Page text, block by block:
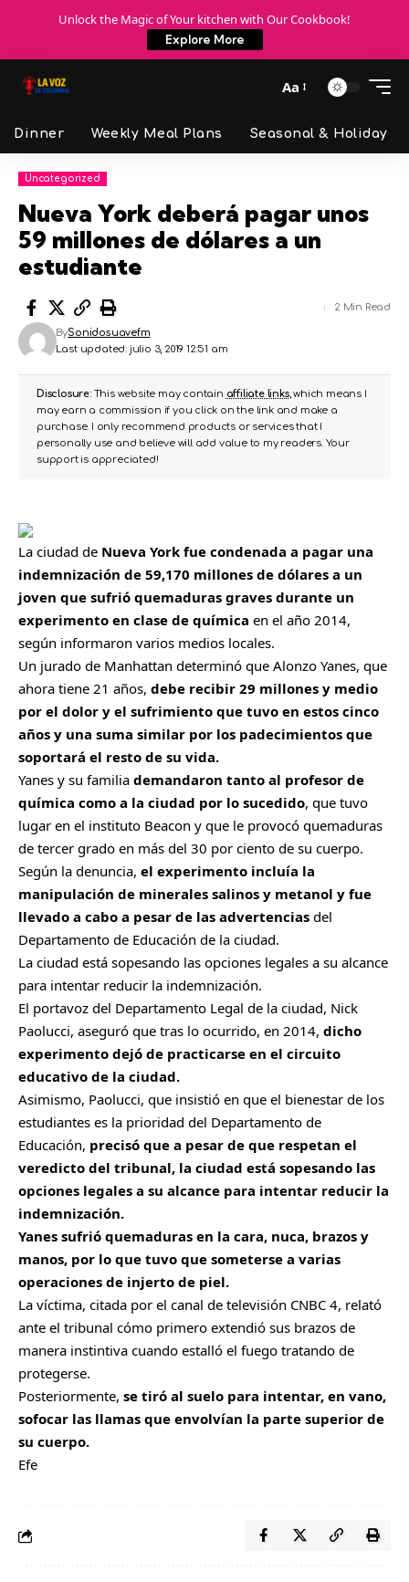
Unlock the Magic of Your kitchen with Our Cookbook!
Explore More
Aa
Dinner Weekly Meal Plans Seasonal & Holiday
Uncategorized
Nueva York deberá pagar unos
59 millones de dólares a un
estudiante
Last updated: julio 3, 2019 12:51 am
BySonidosuavefm
2 Min Read
Disclosure:This website may contain affiliate links, which means I
may earn a commission if you click on the link and make a
purchase. I only recommend products or services that I
personally use and believe will add value to my readers. Your
support is appreciated!
La ciudad de Nueva York fue condenada a pagar una
indemnización de 59,170 millones de dólares a un
joven que sufrió quemaduras graves durante un
experimento en clase de química en el año 2014,
según informaron varios medios locales.
Un jurado de Manhattan determinó que Alonzo Yanes, que
ahora tiene 21 años, debe recibir 29 millones y medio
por el dolor y el sufrimiento que tuvo en estos cinco
años y una suma similar por los padecimientos que
soportará el resto de su vida.
Yanes y su familia demandaron tanto al profesor de
química como a la ciudad por lo sucedido, que tuvo
lugar en el instituto Beacon y que le provocó quemaduras
de tercer grado en más del 30 por ciento de su cuerpo.
Según la denuncia, el experimento incluía la
manipulación de minerales salinos y metanol y fue
llevado a cabo a pesar de las advertencias del
Departamento de Educación de la ciudad.
La ciudad está sopesando las opciones legales a su alcance
para intentar reducir la indemnización.
El portavoz del Departamento Legal de la ciudad, Nick
Paolucci, aseguró que tras lo ocurrido, en 2014, dicho
experimento dejó de practicarse en el circuito
educativo de la ciudad.
Asimismo, Paolucci, que insistió en que el bienestar de los
estudiantes es la prioridad del Departamento de
Educación, precisó que a pesar de que respetan el
veredicto del tribunal, la ciudad está sopesando las
opciones legales a su alcance para intentar reducir la
indemnización.
Yanes sufrió quemaduras en la cara, nuca, brazos y
manos, por lo que tuvo que someterse a varias
operaciones de injerto de piel.
La víctima, citada por el canal de televisión CNBC 4, relató
ante el tribunal cómo primero extendió sus brazos de
manera instintiva cuando estalló el fuego tratando de
protegerse.
Posteriormente, se tiró al suelo para intentar, en vano,
sofocar las llamas que envolvían la parte superior de
su cuerpo.
Efe